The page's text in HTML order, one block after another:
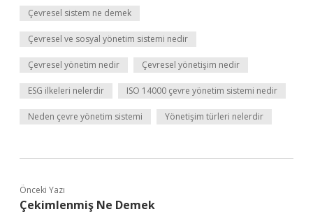
Çevresel sistem ne demek
Çevresel ve sosyal yönetim sistemi nedir
Çevresel yönetim nedir Çevresel yönetişim nedir
ESG ilkeleri nelerdir ISO 14000 çevre yönetim sistemi nedir
Neden çevre yönetim sistemi Yönetişim türleri nelerdir
Önceki Yazı
Çekimlenmiş Ne Demek